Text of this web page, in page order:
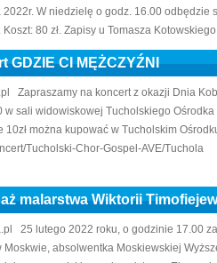
W niedzielę o godz. 16.00
80 zł. Zapisy u Tomasza
GDZIE CI MĘŻCZYŹNI
Zapraszamy na koncert z okazji Dnia
w sali widowiskowej Tucholskiego
10zł można kupować w Tucholskim
Tucholski-Chor-Gospel-AVE/Tuchola
malarstwa Wiktorii
25 lutego 2022 roku, o godzinie 17.00
Moskwie, absolwentka Moskiewskiej